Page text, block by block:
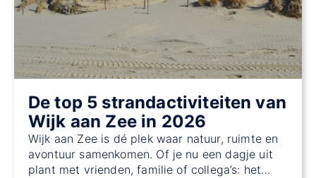
De top 5 strandactiviteiten van
Wijk aan Zee in 2026
Wijk aan Zee is dé plek waar natuur, ruimte en
avontuur samenkomen. Of je nu een dagje uit
plant met vrienden, familie of collega’s: het…